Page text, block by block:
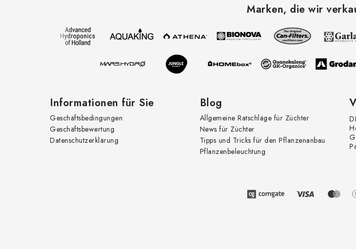
e
Marken, die wir
Informationen für Sie
Geschäftsbedingungen
Geschäftsbewertung
Datenschutzerklärung
Blog
Allgemeine Ratschläge für Züchter
News für Züchter
Tipps und Tricks für den Pflanzenanbau
Pflanzenbeleuchtung